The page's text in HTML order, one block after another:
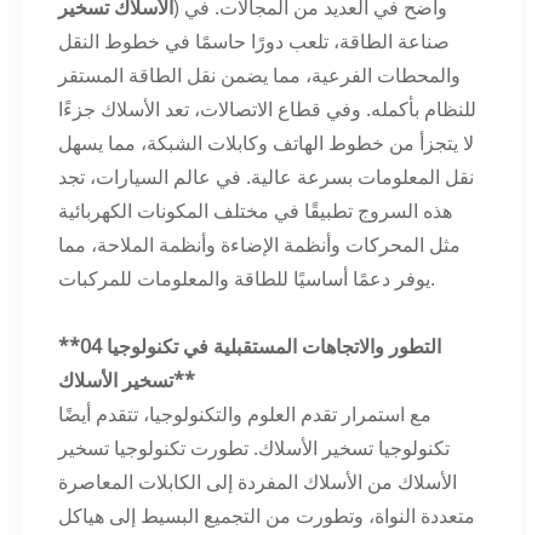
الأسلاك تسخير) واضح في العديد من المجالات. في
صناعة الطاقة، تلعب دورًا حاسمًا في خطوط النقل
والمحطات الفرعية، مما يضمن نقل الطاقة المستقر
للنظام بأكمله. وفي قطاع الاتصالات، تعد الأسلاك جزءًا
لا يتجزأ من خطوط الهاتف وكابلات الشبكة، مما يسهل
نقل المعلومات بسرعة عالية. في عالم السيارات، تجد
هذه السروج تطبيقًا في مختلف المكونات الكهربائية
مثل المحركات وأنظمة الإضاءة وأنظمة الملاحة، مما
يوفر دعمًا أساسيًا للطاقة والمعلومات للمركبات.
**04 التطور والاتجاهات المستقبلية في تكنولوجيا
تسخير الأسلاك**
مع استمرار تقدم العلوم والتكنولوجيا، تتقدم أيضًا
تكنولوجيا تسخير الأسلاك. تطورت تكنولوجيا تسخير
الأسلاك من الأسلاك المفردة إلى الكابلات المعاصرة
متعددة النواة، وتطورت من التجميع البسيط إلى هياكل